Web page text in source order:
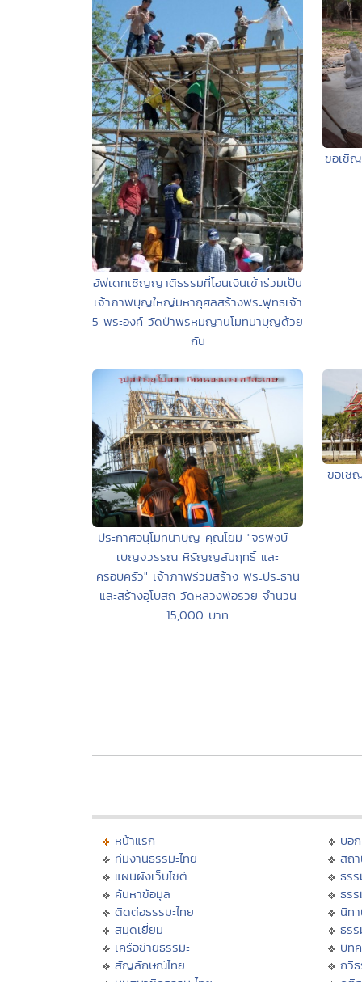
อัฟเดทเชิญญาติธรรมที่โอนเงินเข้าร่วมเป็น
เจ้าภาพบุญใหญ่มหากุศลสร้างพระพุทธเจ้า
5 พระองค์ วัดป่าพรหมญานโมทนาบุญด้วย
กัน
ขอเชิ
ประกาศอนุโมทนาบุญ คุณโยม "จิรพงษ์ -
เบญจวรรณ หิรัญญสัมฤทธิ์ และ
ครอบครัว" เจ้าภาพร่วมสร้าง พระประธาน
และสร้างอุโบสถ วัดหลวงพ่อรวย จำนวน
15,000 บาท
ขอเชิ
หน้าแรก
ทีมงานธรรมะไทย
แผนผังเว็บไซต์
ค้นหาข้อมูล
ติดต่อธรรมะไทย
สมุดเยี่ยม
เครือข่ายธรรมะ
สัญลักษณ์ไทย
มุมสมาชิกธรรมะไทย
บอ
สถ
ธร
ธร
นิท
ธร
บท
กวีธ
คติ